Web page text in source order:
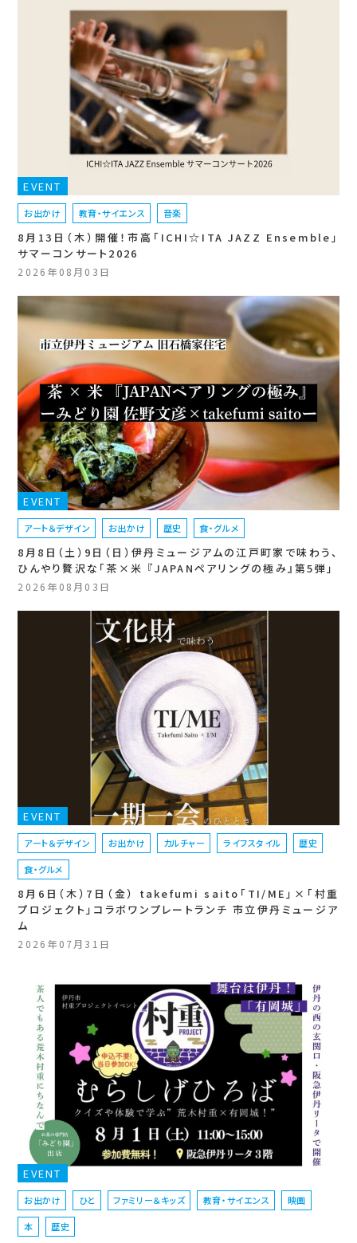
EVENT
お出かけ 教育・サイエンス 音楽
8月13日（木）開催！市高「ICHI☆ITA JAZZ Ensemble」
サマーコンサート2026
2026年08月03日
EVENT
アート＆デザイン お出かけ 歴史 食・グルメ
8月8日（土）9日（日）伊丹ミュージアムの江戸町家で味わう、
ひんやり贅沢な「茶×米 『JAPANペアリングの極み』第5弾」
2026年08月03日
EVENT
アート＆デザイン お出かけ カルチャー ライフスタイル 歴史
食・グルメ
8月6日（木）7日（金） takefumi saito「TI/ME」×「村重
プロジェクト」コラボワンプレートランチ 市立伊丹ミュージア
ム
2026年07月31日
EVENT
お出かけ ひと ファミリー＆キッズ 教育・サイエンス 映画
本 歴史